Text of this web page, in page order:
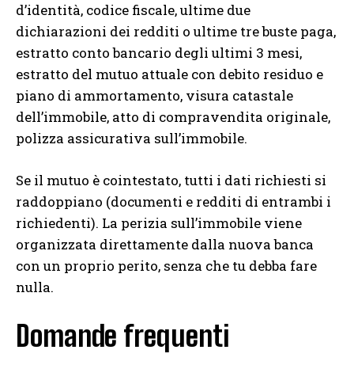
d’identità, codice fiscale, ultime due
dichiarazioni dei redditi o ultime tre buste paga,
estratto conto bancario degli ultimi 3 mesi,
estratto del mutuo attuale con debito residuo e
piano di ammortamento, visura catastale
dell’immobile, atto di compravendita originale,
polizza assicurativa sull’immobile.
Se il mutuo è cointestato, tutti i dati richiesti si
raddoppiano (documenti e redditi di entrambi i
richiedenti). La perizia sull’immobile viene
organizzata direttamente dalla nuova banca
con un proprio perito, senza che tu debba fare
nulla.
Domande frequenti